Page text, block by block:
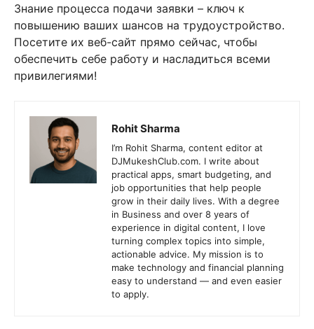
Знание процесса подачи заявки – ключ к
повышению ваших шансов на трудоустройство.
Посетите их веб-сайт прямо сейчас, чтобы
обеспечить себе работу и насладиться всеми
привилегиями!
Rohit Sharma
I’m Rohit Sharma, content editor at
DJMukeshClub.com. I write about
practical apps, smart budgeting, and
job opportunities that help people
grow in their daily lives. With a degree
in Business and over 8 years of
experience in digital content, I love
turning complex topics into simple,
actionable advice. My mission is to
make technology and financial planning
easy to understand — and even easier
to apply.